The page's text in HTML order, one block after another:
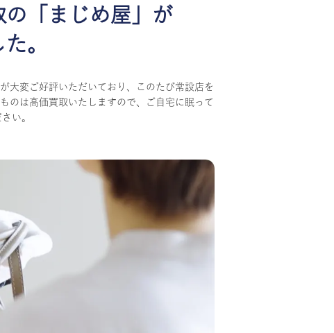
の 「まじめ屋」が
。
大変ご好評いただいており、このたび常設店を
のは高価買取いたしますので、ご自宅に眠って
い。